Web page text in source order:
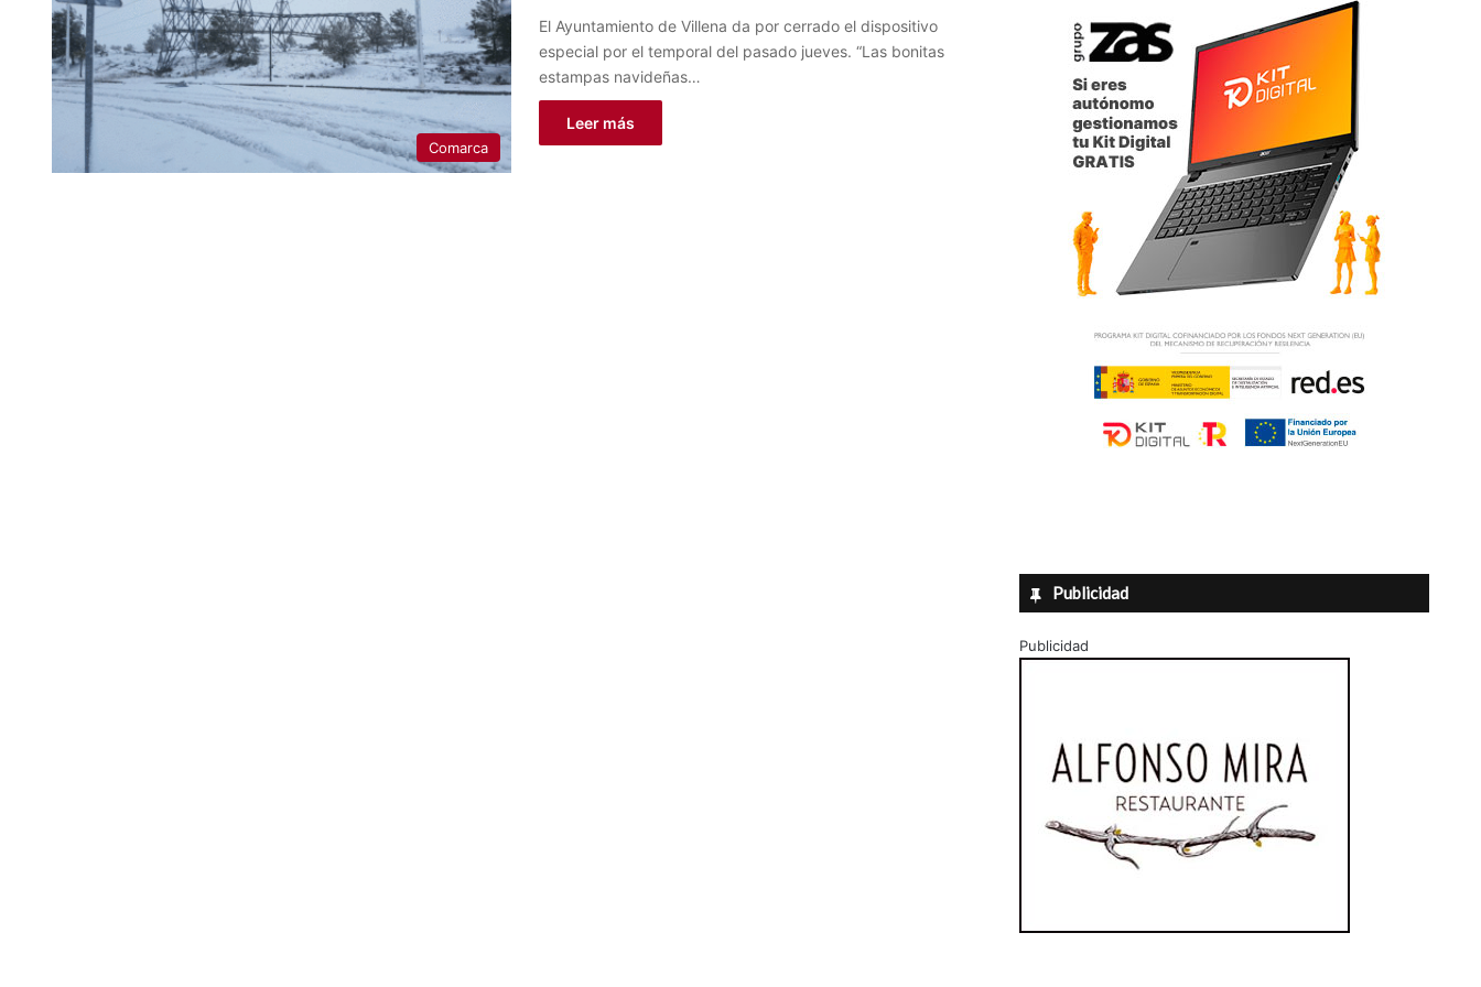
Comarca
El Ayuntamiento de Villena da por cerrado el dispositivo
especial por el temporal del pasado jueves. “Las bonitas
estampas navideñas…
Leer más
Publicidad
Publicidad